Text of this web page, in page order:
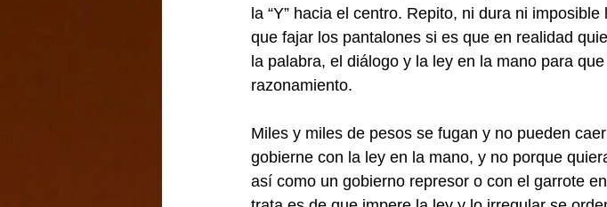
la “Y” hacia el centro. Repito, ni dura ni
que fajar los pantalones si es que en realidad
la palabra, el diálogo y la ley en la mano para
razonamiento.
Miles y miles de pesos se fugan y no pueden
gobierne con la ley en la mano, y no porque
así como un gobierno represor o con el garrote